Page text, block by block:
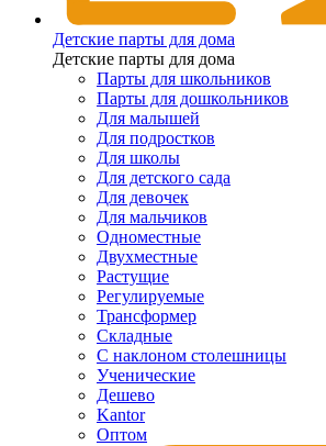
Детские парты для дома
Детские парты для дома
Парты для школьников
Парты для дошкольников
Для малышей
Для подростков
Для школы
Для детского сада
Для девочек
Для мальчиков
Одноместные
Двухместные
Растущие
Регулируемые
Трансформер
Складные
С наклоном столешницы
Ученические
Дешево
Kantor
Оптом